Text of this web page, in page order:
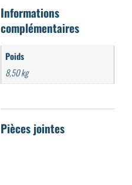
Informations
complémentaires
Poids
8,50 kg